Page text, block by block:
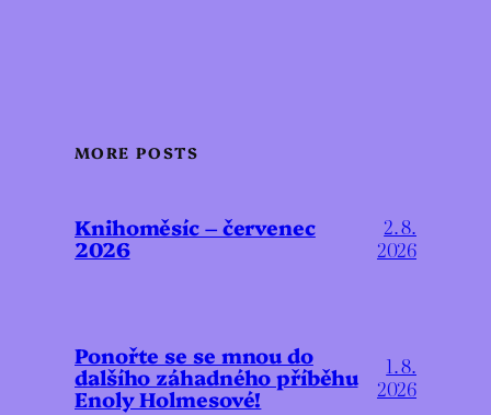
MORE POSTS
Knihoměsíc – červenec
2026
2. 8.
2026
Ponořte se se mnou do
dalšího záhadného příběhu
Enoly Holmesové!
1. 8.
2026